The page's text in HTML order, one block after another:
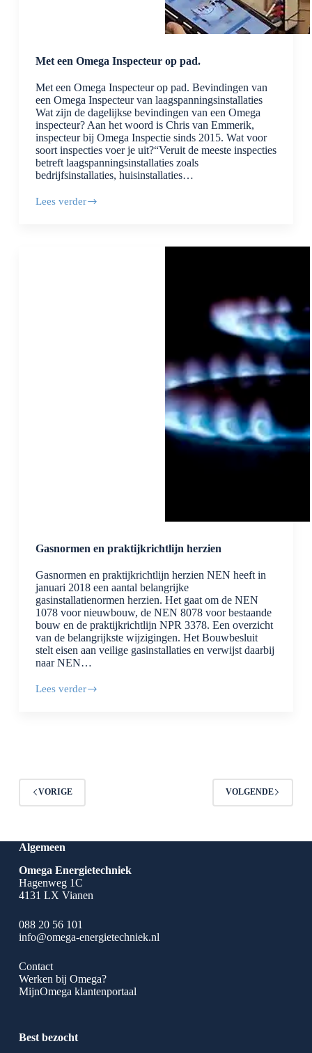
Met een Omega Inspecteur op pad.
Met een Omega Inspecteur op pad. Bevindingen van
een Omega Inspecteur van laagspanningsinstallaties
Wat zijn de dagelijkse bevindingen van een Omega
inspecteur? Aan het woord is Chris van Emmerik,
inspecteur bij Omega Inspectie sinds 2015. Wat voor
soort inspecties voer je uit?“Veruit de meeste inspecties
betreft laagspanningsinstallaties zoals
bedrijfsinstallaties, huisinstallaties…
Lees verder
Met
Gasnormen en praktijkrichtlijn herzien
Gasnormen en praktijkrichtlijn herzien NEN heeft in
januari 2018 een aantal belangrijke
gasinstallatienormen herzien. Het gaat om de NEN
1078 voor nieuwbouw, de NEN 8078 voor bestaande
bouw en de praktijkrichtlijn NPR 3378. Een overzicht
van de belangrijkste wijzigingen. Het Bouwbesluit
stelt eisen aan veilige gasinstallaties en verwijst daarbij
naar NEN…
Lees verder
Gasnormen
VORIGE VOLGENDE
Algemeen
Omega Energietechniek
Hagenweg 1C
4131 LX Vianen
088 20 56 101
info@omega-energietechniek.nl
Contact
Werken bij Omega?
MijnOmega klantenportaal
Best bezocht